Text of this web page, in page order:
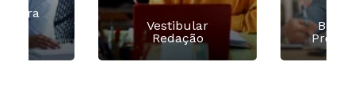
para
Vestibular
Redação
Bolsa
Prova